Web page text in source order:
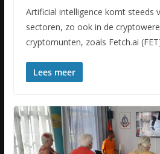
Artificial intelligence komt steeds
sectoren, zo ook in de
cryptomunten, zoals Fetch.ai
Lees meer